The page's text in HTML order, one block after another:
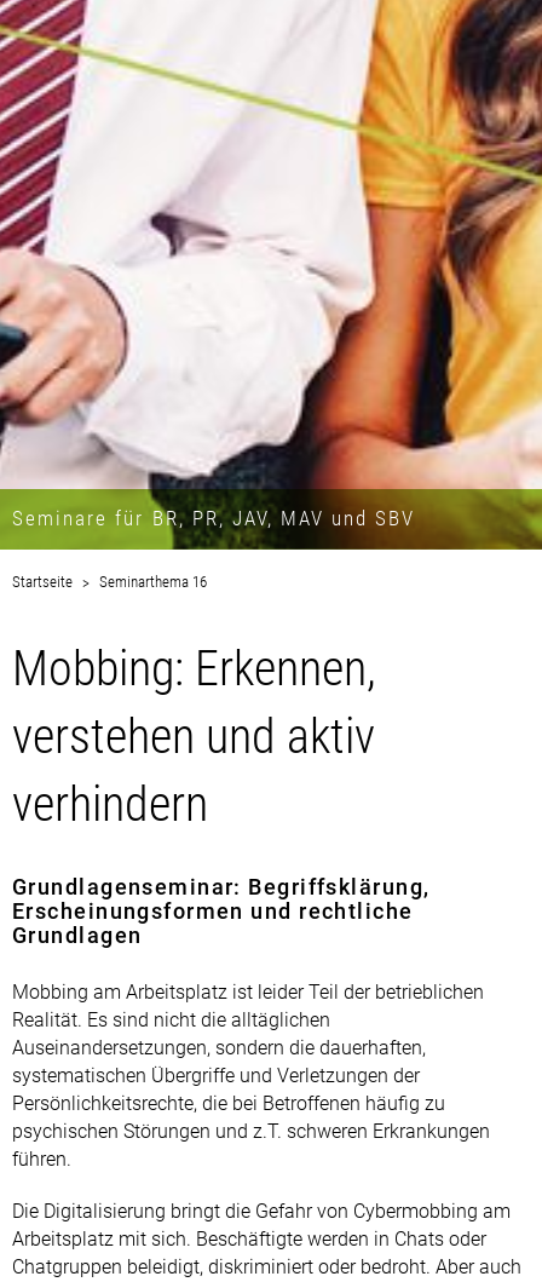
Seminare für BR, PR, JAV, MAV und SBV
Startseite Seminarthema 16
Mobbing: Erkennen,
verstehen und aktiv
verhindern
Grundlagenseminar: Begriffsklärung,
Erscheinungsformen und rechtliche
Grundlagen
Mobbing am Arbeitsplatz ist leider Teil der betrieblichen
Realität. Es sind nicht die alltäglichen
Auseinandersetzungen, sondern die dauerhaften,
systematischen Übergriffe und Verletzungen der
Persönlichkeitsrechte, die bei Betroffenen häufig zu
psychischen Störungen und z.T. schweren Erkrankungen
führen.
Die Digitalisierung bringt die Gefahr von Cybermobbing am
Arbeitsplatz mit sich. Beschäftigte werden in Chats oder
Chatgruppen beleidigt, diskriminiert oder bedroht. Aber auch